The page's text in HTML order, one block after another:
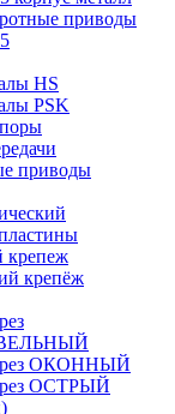
приводы
HS
PSK
приводы
крепеж
крепёж
ОКОННЫЙ
ОСТРЫЙ